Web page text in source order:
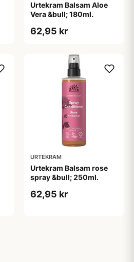
Urtekram Balsam Aloe
Vera &bull; 180ml.
62,95 kr
URTEKRAM
Urtekram Balsam rose
spray &bull; 250ml.
62,95 kr